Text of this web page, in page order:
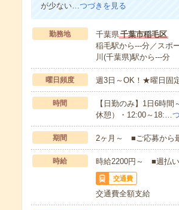
が少ない…つづきを見る
勤務地 千葉県千葉市稲毛区
稲毛駅から---分／スポ
川(千葉県)駅から---分
曜日頻度 週3日～OK！★曜日固
時間
【日勤のみ】1日6時
休憩）・12:00～18:…
期間 2ヶ月～ ■ご応募から
時給 時給2200円～ ■週払
交通費
交通費全額支給